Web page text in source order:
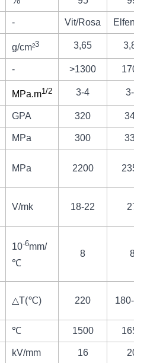
- Vit/Rosa
g/cm²3 3,65 3,85
- >1300 1700
MPa.m1/2 3-4 3-4
GPA 320 340
MPa 300 330
MPa 2200 2350
V/mk 18-22 27
10-6mm/
℃
8 8
△T(℃) 220 180-
℃ 1500 1650
kV/mm 16 20